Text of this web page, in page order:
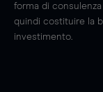
forma di
quindi costituire la
investimento.